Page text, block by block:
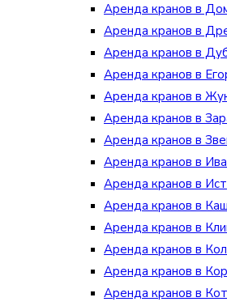
Аренда кранов в
Аренда кранов в
Аренда кранов в
Аренда кранов в
Аренда кранов в
Аренда кранов в
Аренда кранов в
Аренда кранов в
Аренда кранов в
Аренда кранов в
Аренда кранов в
Аренда кранов в
Аренда кранов в
Аренда кранов в